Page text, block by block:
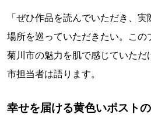
「ぜひ作品を読んでいただき、
場所を巡っていただきたい。この
菊川市の魅力を肌で感じていただ
市担当者は語ります。
幸せを届ける黄色いポストの